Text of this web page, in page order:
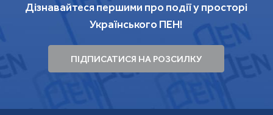
Дізнавайтеся першими про події у просторі
Українського ПЕН!
ПІДПИСАТИСЯ НА РОЗСИЛКУ